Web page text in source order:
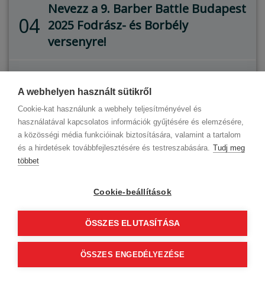
A webhelyen használt sütikről
Cookie-kat használunk a webhely teljesítményével és
használatával kapcsolatos információk gyűjtésére és elemzésére,
a közösségi média funkcióinak biztosítására, valamint a tartalom
és a hirdetések továbbfejlesztésére és testreszabására. Tudj meg
többet
Cookie-beállítások
ÖSSZES ELUTASÍTÁSA
ÖSSZES ENGEDÉLYEZÉSE
04
Nevezz a 9. Barber Battle Budapest
2025 Fodrász- és Borbély
versenyre!
05 2025 - képes beszámoló Európa
egyedülálló fodrász eseményéről